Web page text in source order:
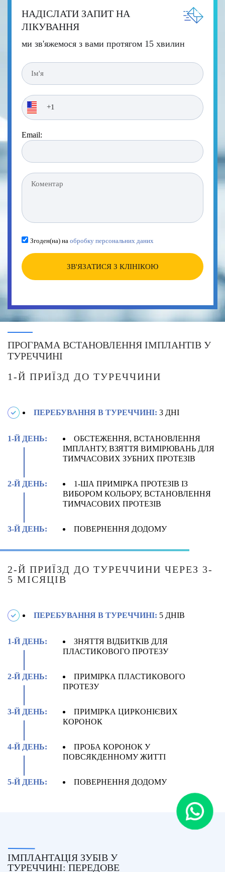
НАДІСЛАТИ ЗАПИТ НА
ЛІКУВАННЯ
ми зв'яжемося з вами протягом 15 хвилин
Email:
Згоден(на) на обробку персональних даних
ЗВ'ЯЗАТИСЯ З КЛІНІКОЮ
ПРОГРАМА ВСТАНОВЛЕННЯ ІМПЛАНТІВ У
ТУРЕЧЧИНІ
1-Й ПРИЇЗД ДО ТУРЕЧЧИНИ
ПЕРЕБУВАННЯ В ТУРЕЧЧИНІ: 3 ДНІ
1-Й ДЕНЬ:
ОБСТЕЖЕННЯ, ВСТАНОВЛЕННЯ
ІМПЛАНТУ, ВЗЯТТЯ ВИМІРЮВАНЬ ДЛЯ
ТИМЧАСОВИХ ЗУБНИХ ПРОТЕЗІВ
2-Й ДЕНЬ:
1-ША ПРИМІРКА ПРОТЕЗІВ ІЗ
ВИБОРОМ КОЛЬОРУ, ВСТАНОВЛЕННЯ
ТИМЧАСОВИХ ПРОТЕЗІВ
3-Й ДЕНЬ: ПОВЕРНЕННЯ ДОДОМУ
2-Й ПРИЇЗД ДО ТУРЕЧЧИНИ ЧЕРЕЗ 3-
5 МІСЯЦІВ
ПЕРЕБУВАННЯ В ТУРЕЧЧИНІ: 5 ДНІВ
1-Й ДЕНЬ:
ЗНЯТТЯ ВІДБИТКІВ ДЛЯ
ПЛАСТИКОВОГО ПРОТЕЗУ
2-Й ДЕНЬ:
ПРИМІРКА ПЛАСТИКОВОГО
ПРОТЕЗУ
3-Й ДЕНЬ:
ПРИМІРКА ЦИРКОНІЄВИХ
КОРОНОК
4-Й ДЕНЬ:
ПРОБА КОРОНОК У
ПОВСЯКДЕННОМУ ЖИТТІ
5-Й ДЕНЬ: ПОВЕРНЕННЯ ДОДОМУ
ІМПЛАНТАЦІЯ ЗУБІВ У
ТУРЕЧЧИНІ: ПЕРЕДОВЕ